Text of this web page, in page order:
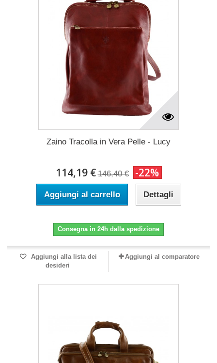
Zaino Tracolla in Vera Pelle - Lucy
114,19 € 146,40 € -22%
Aggiungi al carrello Dettagli
Consegna in 24h dalla spedizione
Aggiungi alla lista dei
desideri
Aggiungi al comparatore